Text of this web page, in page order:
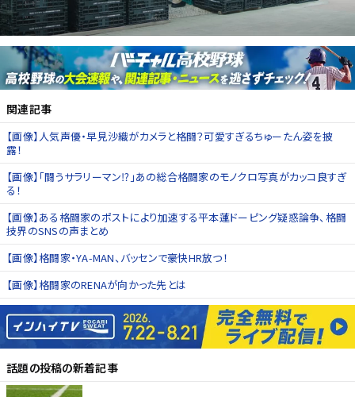
関連記事
【画像】人気声優・早見沙織がカメラと格闘？可愛すぎるちゅーたん姿を披
露！
【画像】「闘うサラリーマン⁉」あの総合格闘家のモノクロ写真がカッコ良すぎ
る！
【画像】ある格闘家のポストにより加速する平本蓮ドーピング疑惑論争、格闘
技界のSNSの声まとめ
【画像】格闘家・YA-MAN、バッセンで豪快HR放つ！
【画像】格闘家のRENAが向かった先とは
話題の投稿の新着記事